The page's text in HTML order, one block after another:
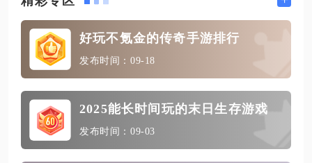
好玩不氪金的传奇手游排行
发布时间：09-18
2025能长时间玩的末日生存游戏
发布时间：09-03